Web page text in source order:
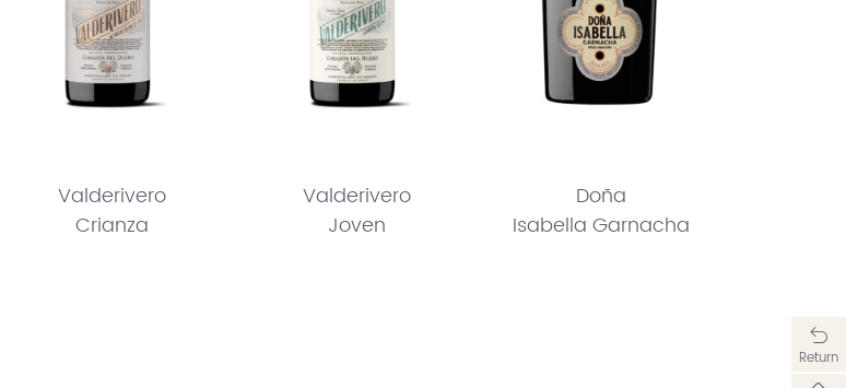
Valderivero
Crianza
Valderivero
Joven
Doña
Isabella Garnacha
Return